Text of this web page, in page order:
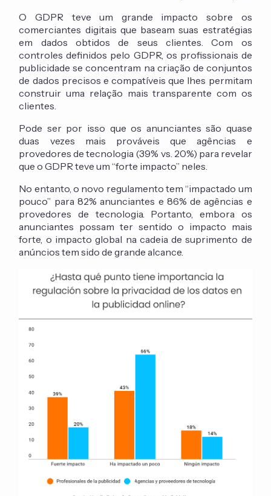
O GDPR teve um grande impacto sobre os
comerciantes digitais que baseam suas estratégias
em dados obtidos de seus clientes. Com os
controles definidos pelo GDPR, os profissionais de
publicidade se concentram na criação de conjuntos
de dados precisos e compatíveis que lhes permitam
construir uma relação mais transparente com os
clientes.
Pode ser por isso que os anunciantes são quase
duas vezes mais prováveis que agências e
provedores de tecnologia (39% vs. 20%) para revelar
que o GDPR teve um “forte impacto” neles.
No entanto, o novo regulamento tem “impactado um
pouco” para 82% anunciantes e 86% de agências e
provedores de tecnologia. Portanto, embora os
anunciantes possam ter sentido o impacto mais
forte, o impacto global na cadeia de suprimento de
anúncios tem sido de grande alcance.